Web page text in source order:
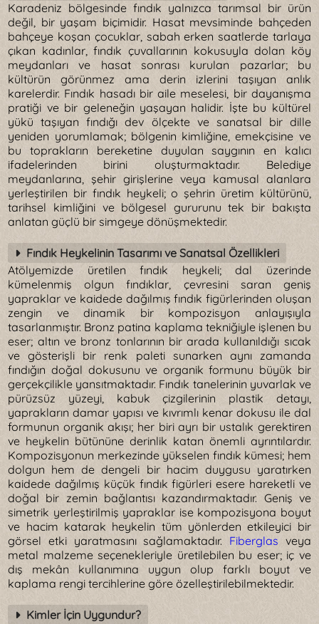
Karadeniz bölgesinde fındık yalnızca tarımsal bir ürün
değil, bir yaşam biçimidir. Hasat mevsiminde bahçeden
bahçeye koşan çocuklar, sabah erken saatlerde tarlaya
çıkan kadınlar, fındık çuvallarının kokusuyla dolan köy
meydanları ve hasat sonrası kurulan pazarlar; bu
kültürün görünmez ama derin izlerini taşıyan anlık
karelerdir. Fındık hasadı bir aile meselesi, bir dayanışma
pratiği ve bir geleneğin yaşayan halidir. İşte bu kültürel
yükü taşıyan fındığı dev ölçekte ve sanatsal bir dille
yeniden yorumlamak; bölgenin kimliğine, emekçisine ve
bu toprakların bereketine duyulan saygının en kalıcı
ifadelerinden birini oluşturmaktadır. Belediye
meydanlarına, şehir girişlerine veya kamusal alanlara
yerleştirilen bir fındık heykeli; o şehrin üretim kültürünü,
tarihsel kimliğini ve bölgesel gururunu tek bir bakışta
anlatan güçlü bir simgeye dönüşmektedir.
Fındık Heykelinin Tasarımı ve Sanatsal Özellikleri
Atölyemizde üretilen fındık heykeli; dal üzerinde
kümelenmiş olgun fındıklar, çevresini saran geniş
yapraklar ve kaidede dağılmış fındık figürlerinden oluşan
zengin ve dinamik bir kompozisyon anlayışıyla
tasarlanmıştır. Bronz patina kaplama tekniğiyle işlenen bu
eser; altın ve bronz tonlarının bir arada kullanıldığı sıcak
ve gösterişli bir renk paleti sunarken aynı zamanda
fındığın doğal dokusunu ve organik formunu büyük bir
gerçekçilikle yansıtmaktadır. Fındık tanelerinin yuvarlak ve
pürüzsüz yüzeyi, kabuk çizgilerinin plastik detayı,
yaprakların damar yapısı ve kıvrımlı kenar dokusu ile dal
formunun organik akışı; her biri ayrı bir ustalık gerektiren
ve heykelin bütününe derinlik katan önemli ayrıntılardır.
Kompozisyonun merkezinde yükselen fındık kümesi; hem
dolgun hem de dengeli bir hacim duygusu yaratırken
kaidede dağılmış küçük fındık figürleri esere hareketli ve
doğal bir zemin bağlantısı kazandırmaktadır. Geniş ve
simetrik yerleştirilmiş yapraklar ise kompozisyona boyut
ve hacim katarak heykelin tüm yönlerden etkileyici bir
görsel etki yaratmasını sağlamaktadır. Fiberglas veya
metal malzeme seçenekleriyle üretilebilen bu eser; iç ve
dış mekân kullanımına uygun olup farklı boyut ve
kaplama rengi tercihlerine göre özelleştirilebilmektedir.
Kimler İçin Uygundur?